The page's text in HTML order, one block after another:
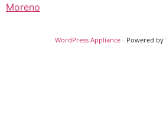
Moreno
WordPress Appliance - Powered by